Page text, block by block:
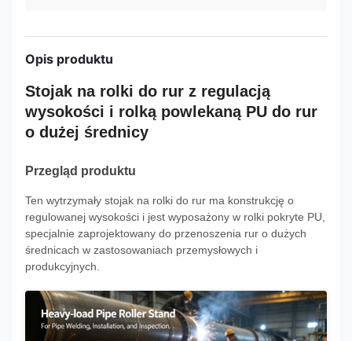
Opis produktu
Stojak na rolki do rur z regulacją
wysokości i rolką powlekaną PU do rur
o dużej średnicy
Przegląd produktu
Ten wytrzymały stojak na rolki do rur ma konstrukcję o
regulowanej wysokości i jest wyposażony w rolki pokryte PU,
specjalnie zaprojektowany do przenoszenia rur o dużych
średnicach w zastosowaniach przemysłowych i
produkcyjnych.